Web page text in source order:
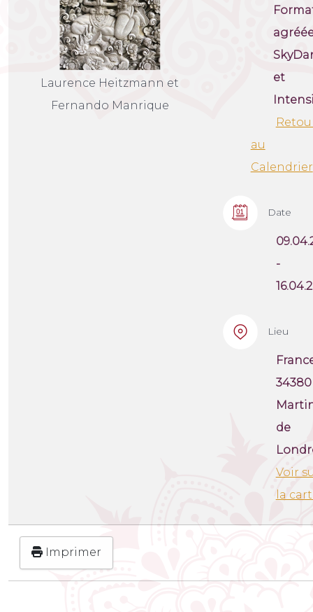
Laurence Heitzmann et
Fernando Manrique
et
au
Calendrier
Date
-
Lieu
de
Voir
la
Imprimer